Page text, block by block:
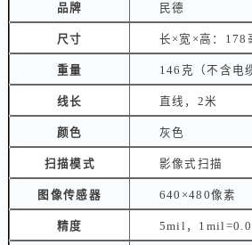
品牌 民德
尺寸 长×宽×高：178
重量 146克（不含电
线长 直线，2米
颜色 灰色
扫描模式 影像式扫描
图像传感器 640×480像素
精度 5mil，